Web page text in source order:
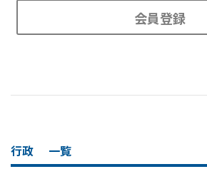
会員登録
行政 一覧